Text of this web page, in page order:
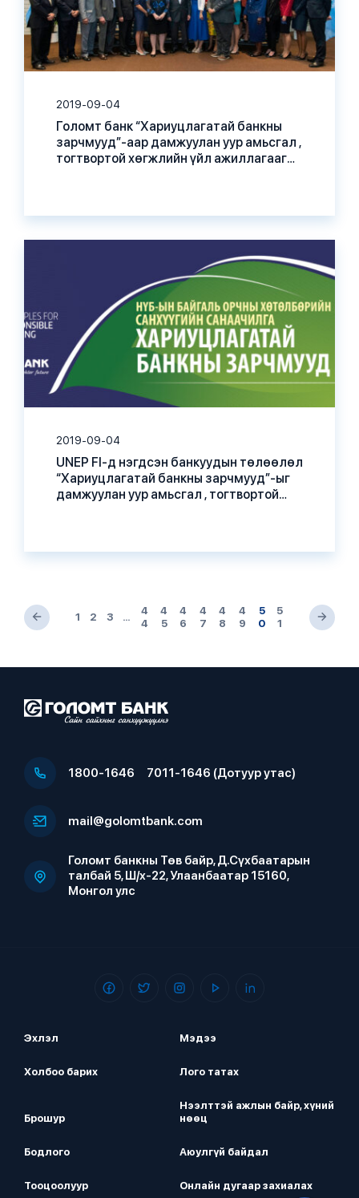
2019-09-04
Голомт банк “Хариуцлагатай банкны
зарчмууд”-аар дамжуулан уур амьсгал ,
тогтвортой хөгжлийн үйл ажиллагааг
2019-09-04
UNEP FI-д нэгдсэн банкуудын төлөөлөл
“Хариуцлагатай банкны зарчмууд”-ыг
дамжуулан уур амьсгал , тогтвортой
< 1 2 3 …
4
4
4
5
4
6
4
7
4
8
4
9
5
0
5
1
>
1800-1646 7011-1646 (Дотуур утас)
mail@golomtbank.com
Голомт банкны Төв байр, Д.Сүхбаатарын
талбай 5, Ш/х-22, Улаанбаатар 15160,
Монгол улс
Эхлэл Мэдээ
Холбоо барих Лого татах
Брошур
Нээлттэй ажлын байр, хүний
нөөц
Бодлого Аюулгүй байдал
Тооцоолуур Онлайн дугаар захиалах